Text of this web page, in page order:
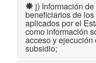
j) Información
beneficiarios de
aplicados por el
como información
acceso y ejecución
subsidio;